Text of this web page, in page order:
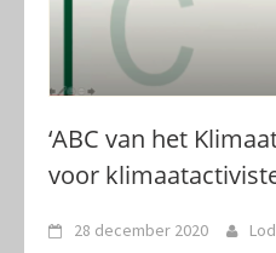
‘ABC van het
voor
28 december 2020